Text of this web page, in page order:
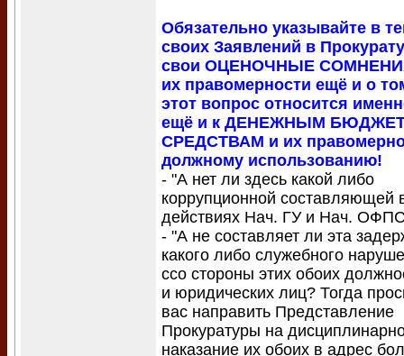
Обязательно указывайте в
своих Заявлений в
свои ОЦЕНОЧНЫЕ
их правомерности ещё и о
этот вопрос относится
ещё и к ДЕНЕЖНЫМ
СРЕДСТВАМ и их
должному использованию!
- "А нет ли здесь какой либо
коррупционной составляющей
действиях Нач. ГУ и Нач.
- "А не составляет ли эта
какого либо служебного
ссо стороны этих обоих
и юридических лиц? Тогда
вас направить Представление
Прокуратуры на
наказание их обоих в адрес